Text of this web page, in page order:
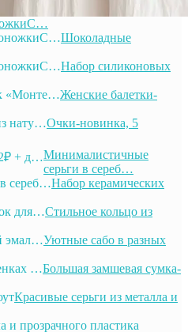
Шоколадные
Набор силиконовых
Женские балетки-
Очки-новинка, 5
Минималистичные
серьги в сереб…
Набор керамических
Стильное кольцо из
Уютные сабо в разных
Большая замшевая сумка-
Красивые серьги из металла и